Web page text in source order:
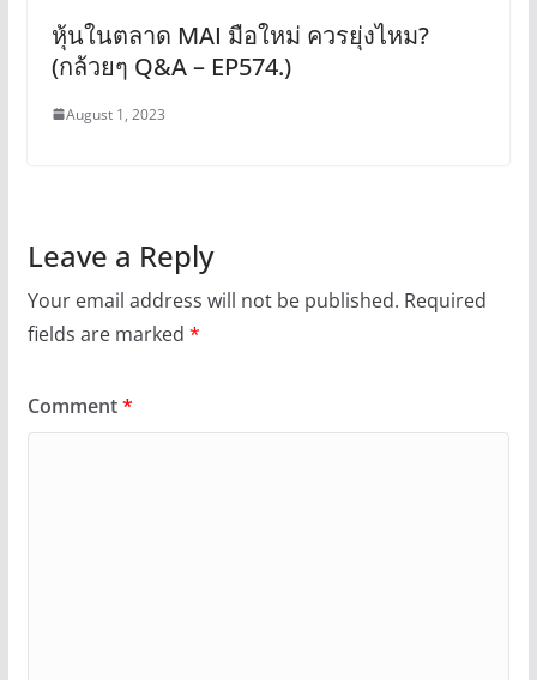
หุ้นในตลาด MAI มือใหม่ ควรยุ่งไหม?
(กล้วยๆ Q&A – EP574.)
August 1, 2023
Leave a Reply
Your email address will not be published. Required
fields are marked *
Comment*